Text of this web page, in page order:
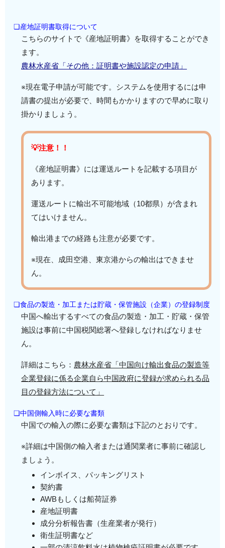
❏産地証明書取得について
こちらのサイトで《産地証明書》を取得することができ
ます。
農林水産省「その他：証明書や施設認定の申請」
※現在電子申請が可能です。システムを使用するには申
請書の提出が必要で、時間もかかりますので早めに取り
掛かりましょう。
💡注意！！
《産地証明書》には運送ルートを記載する項目が
あります。
運送ルートに輸出不可能地域（10都県）が含まれ
てはいけません。
輸出港までの経路も注意が必要です。
※現在、成田空港、東京港からの輸出はできませ
ん。
❏食品の製造・加工または貯蔵・保管施設（企業）の登録制度
中国へ輸出するすべての食品の製造・加工・貯蔵・保管
施設は事前に中国税関総署へ登録しなければなりませ
ん。
詳細はこちら： 農林水産省「中国向け輸出食品の製造等
企業登録に係る企業自ら中国政府に登録が求められる品
目の登録方法について」
❏中国側輸入時に必要な書類
中国での輸入の際に必要な書類は下記のとおりです。
※詳細は中国側の輸入者または通関業者に事前に確認し
ましょう。
インボイス、パッキングリスト
契約書
AWBもしくは船荷証券
産地証明書
成分分析報告書（生産業者が発行）
衛生証明書など